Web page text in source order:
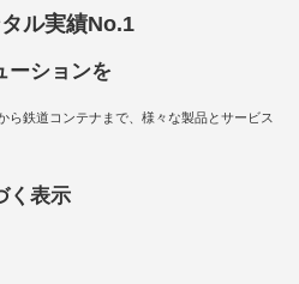
ル実績No.1
ーションを
ら鉄道コンテナまで、様々な製品とサービス
く表示